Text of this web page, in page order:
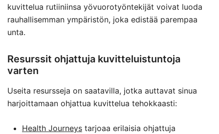
kuvittelua rutiiniinsa yövuorotyöntekijät voivat luoda
rauhallisemman ympäristön, joka edistää parempaa
unta.
Resurssit ohjattuja kuvitteluistuntoja
varten
Useita resursseja on saatavilla, jotka auttavat sinua
harjoittamaan ohjattua kuvittelua tehokkaasti:
Health Journeys tarjoaa erilaisia ohjattuja